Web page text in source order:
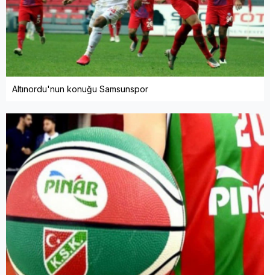
Altınordu'nun konuğu Samsunspor